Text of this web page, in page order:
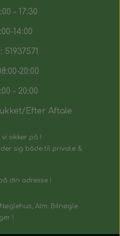
- 17:30
14:00
51937571
20:00
- 20:00
Efter Aftale
sikker på !
sig både til private &
din adresse !
Alm. Bilnøgle
!